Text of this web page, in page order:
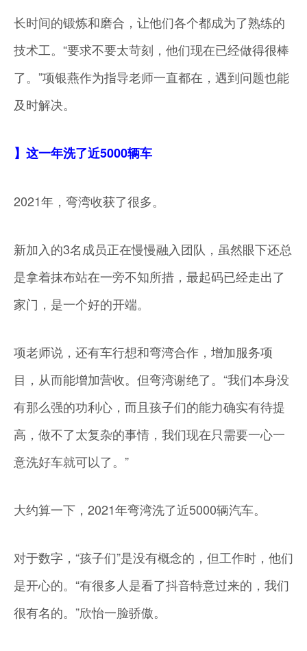
长时间的锻炼和磨合，让他们各个都成为了熟练的
技术工。“要求不要太苛刻，他们现在已经做得很棒
了。”项银燕作为指导老师一直都在，遇到问题也能
及时解决。
】这一年洗了近5000辆车
2021年，弯湾收获了很多。
新加入的3名成员正在慢慢融入团队，虽然眼下还总
是拿着抹布站在一旁不知所措，最起码已经走出了
家门，是一个好的开端。
项老师说，还有车行想和弯湾合作，增加服务项
目，从而能增加营收。但弯湾谢绝了。“我们本身没
有那么强的功利心，而且孩子们的能力确实有待提
高，做不了太复杂的事情，我们现在只需要一心一
意洗好车就可以了。”
大约算一下，2021年弯湾洗了近5000辆汽车。
对于数字，“孩子们”是没有概念的，但工作时，他们
是开心的。“有很多人是看了抖音特意过来的，我们
很有名的。”欣怡一脸骄傲。